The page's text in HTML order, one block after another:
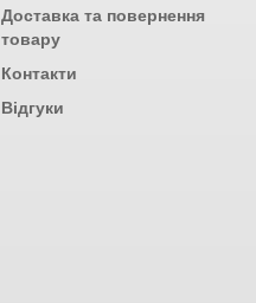
Доставка та повернення
товару
Контакти
Відгуки